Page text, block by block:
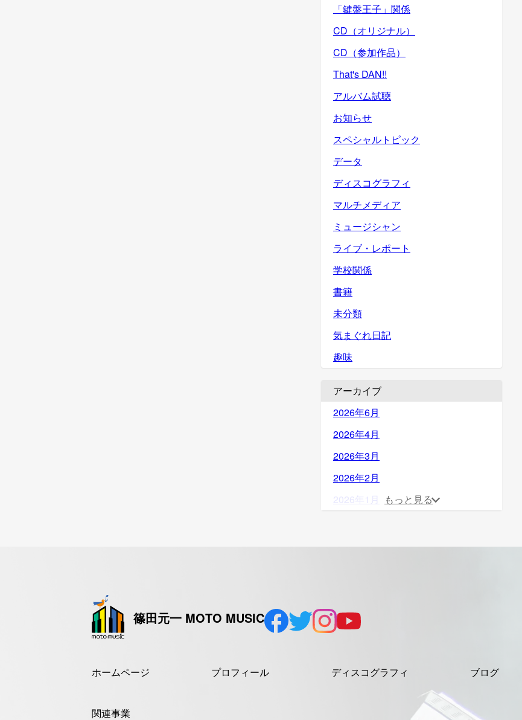
「鍵盤王子」関係
CD（オリジナル）
CD（参加作品）
That's DAN!!
アルバム試聴
お知らせ
スペシャルトピック
データ
ディスコグラフィ
マルチメディア
ミュージシャン
ライブ・レポート
学校関係
書籍
未分類
気まぐれ日記
趣味
アーカイブ
2026年6月
2026年4月
2026年3月
2026年2月
2026年1月
2025年8月
2025年7月
2025年5月
もっと見る
篠田元一 MOTO MUSIC
ホームページ プロフィール ディスコグラフィ ブログ
関連事業